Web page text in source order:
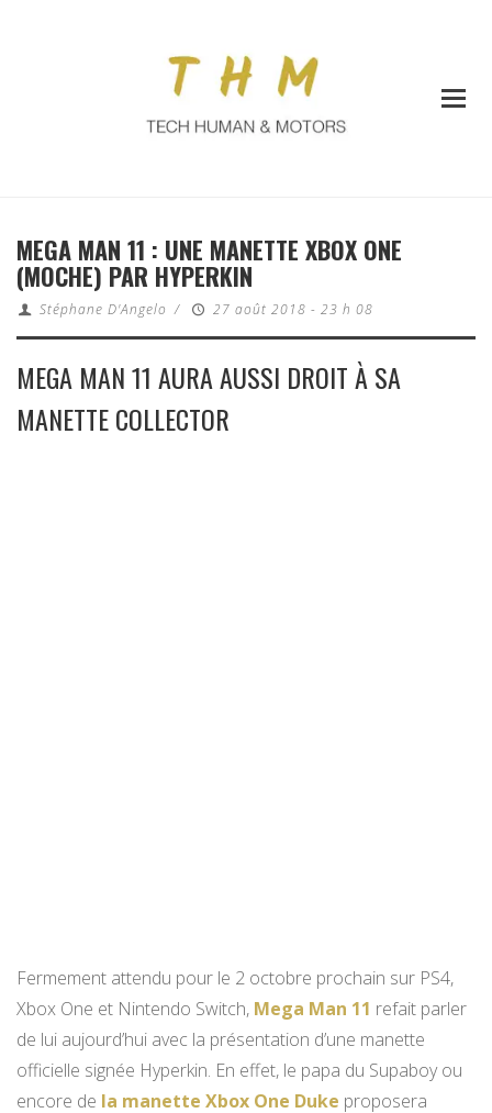
MEGA MAN 11 : UNE MANETTE XBOX ONE
(MOCHE) PAR HYPERKIN
Stéphane D'Angelo / 27 août 2018 - 23 h 08
MEGA MAN 11 AURA AUSSI DROIT À SA
MANETTE COLLECTOR
Fermement attendu pour le 2 octobre prochain sur PS4,
Xbox One et Nintendo Switch, Mega Man 11 refait parler
de lui aujourd’hui avec la présentation d’une manette
officielle signée Hyperkin. En effet, le papa du Supaboy ou
encore de la manette Xbox One Duke proposera